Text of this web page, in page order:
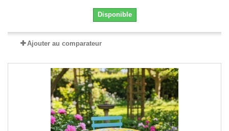
Disponible
Ajouter au comparateur